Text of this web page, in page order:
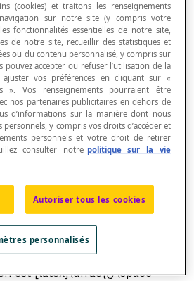
perpendiculaire.
au rayon passant par
cercle. La droite sur laquelle
normale au cercle au point de
latex],y[latex]_1[/latex]) sur
–\space h)}^{2}}[/latex] +
k)}^{2}}[/latex] =
normale est
k}{x\space –\space h}
est [latex]\dfrac{(y\space –
(cookies) et traitons les renseignements
sur notre site (y compris votre
fonctionnalités essentielles de notre site,
de notre site, recueillir des statistiques et
ou du contenu personnalisé, y compris sur
pouvez accepter ou refuser l’utilisation de la
vos préférences en cliquant sur «
». Vos renseignements pourraient être
nos partenaires publicitaires en dehors de
d’informations sur la manière dont nous
y compris vos droits d’accéder et
personnels et votre droit de retirer
consulter notre politique sur la vie
Autoriser tous les cookies
personnalisés